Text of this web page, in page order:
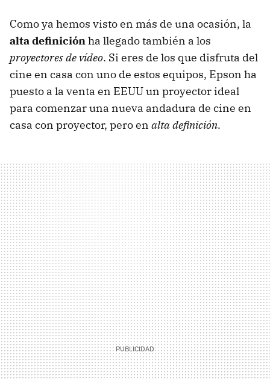
Como ya hemos visto en más de una ocasión, la
alta definiciónha llegado también a los
proyectores de vídeo. Si eres de los que disfruta del
cine en casa con uno de estos equipos, Epson ha
puesto a la venta en EEUUun proyector ideal
para comenzar una nueva andadura de cine en
casa con proyector, pero en alta definición.